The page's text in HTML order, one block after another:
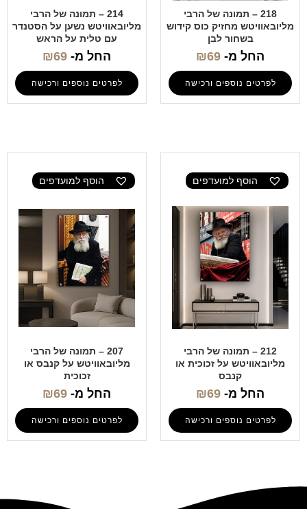
218 – תמונה של הרבי
מליובאוויטש מחזיק כוס קידוש
בשחור לבן
החל מ- ₪69
לפרטים נוספים ורכישה
214 – תמונה של הרבי
מליובאוויטש נשען על הסטנדר
עם טלית על הראש
החל מ- ₪69
לפרטים נוספים ורכישה
הוסף למועדפים
212 – תמונה של הרבי
מליובאוויטש על זכוכית או
קנבס
החל מ- ₪69
לפרטים נוספים ורכישה
הוסף למועדפים
207 – תמונה של הרבי
מליובאוויטש על קנבס או
זכוכית
החל מ- ₪69
לפרטים נוספים ורכישה